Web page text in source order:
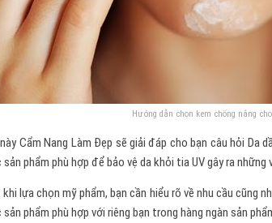
Hướng dẫn chọn kem chống nắng
Cẩm Nang Làm Đẹp sẽ giải đáp cho bạn câu hỏi Da
phẩm phù hợp để bảo vệ da khỏi tia UV gây ra những
lựa chọn mỹ phẩm, bạn cần hiểu rõ về nhu cầu cũng
phẩm phù hợp với riêng bạn trong hàng ngàn sản